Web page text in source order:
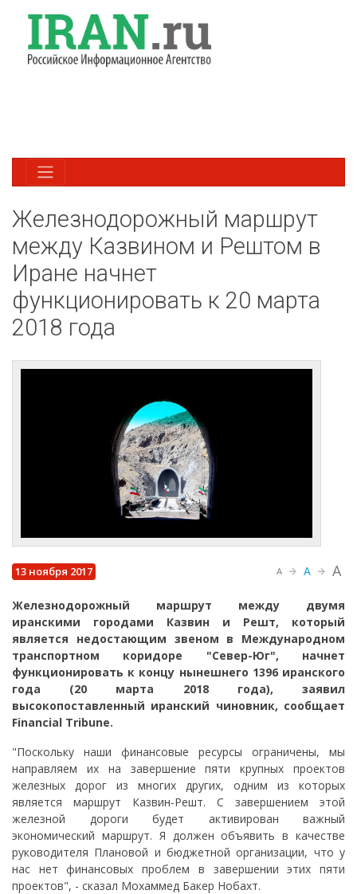
Железнодорожный маршрут
между Казвином и Рештом в
Иране начнет
функционировать к 20 марта
2018 года
13 ноября 2017 A A A
Железнодорожный маршрут между двумя
иранскими городами Казвин и Решт, который
является недостающим звеном в Международном
транспортном коридоре "Север-Юг", начнет
функционировать к концу нынешнего 1396 иранского
года (20 марта 2018 года), заявил
высокопоставленный иранский чиновник, сообщает
Financial Tribune.
"Поскольку наши финансовые ресурсы ограничены, мы
направляем их на завершение пяти крупных проектов
железных дорог из многих других, одним из которых
является маршрут Казвин-Решт. С завершением этой
железной дороги будет активирован важный
экономический маршрут. Я должен объявить в качестве
руководителя Плановой и бюджетной организации, что у
нас нет финансовых проблем в завершении этих пяти
проектов", - сказал Мохаммед Бакер Нобахт.